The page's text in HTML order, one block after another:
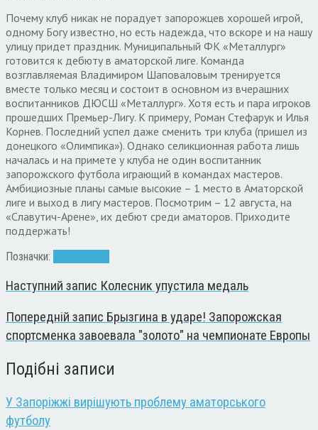
Почему клуб никак не порадует запорожцев хорошей игрой,
одному Богу известно, но есть надежда, что вскоре и на нашу
улицу придет праздник. Муниципальный ФК «Металлург»
готовится к дебюту в аматорской лиге. Команда
возглавляемая Владимиром Шаповаловым тренируется
вместе только месяц и состоит в основном из вчерашних
воспитанников ДЮСШ «Металлург». Хотя есть и пара игроков
прошедших Премьер-Лигу. К примеру, Роман Стефарук и Илья
Корнев. Последний успел даже сменить три клуба (пришел из
донецкого «Олимпика»). Однако селикционная работа лишь
началась и на примете у клуба не один воспитанник
запорожского футбола играющий в командах мастеров.
Амбициозные планы самые высокие – 1 место в Аматорской
лиге и выход в лигу мастеров. Посмотрим – 12 августа, на
«Славутич-Арене», их дебют среди аматоров. Приходите
поддержать!
Позначки:
Наступний запис Колесник упустила медаль
Попередній запис Брызгина в ударе! Запорожская
спортсменка завоевала "золото" на чемпионате Европы
Подібні записи
У Запоріжжі вирішують проблему аматорського
футболу